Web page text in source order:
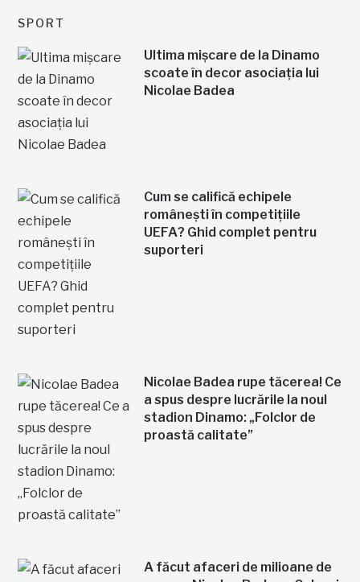
SPORT
Ultima mișcare de la Dinamo
scoate în decor asociația lui
Nicolae Badea
Cum se califică echipele
românești în competițiile
UEFA? Ghid complet pentru
suporteri
Nicolae Badea rupe tăcerea! Ce
a spus despre lucrările la noul
stadion Dinamo: „Folclor de
proastă calitate”
A făcut afaceri de milioane de